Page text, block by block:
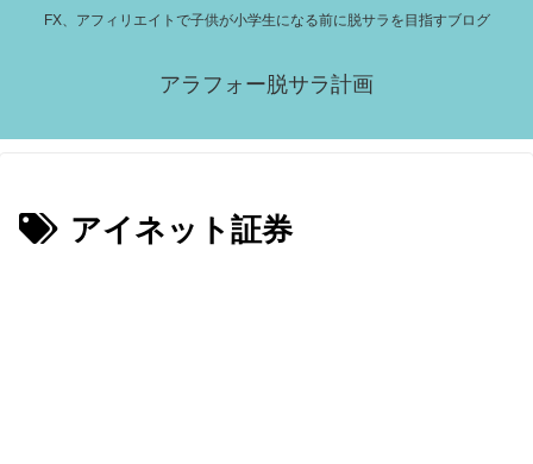
FX、アフィリエイトで子供が小学生になる前に脱サラを目指すブログ
アラフォー脱サラ計画
アイネット証券